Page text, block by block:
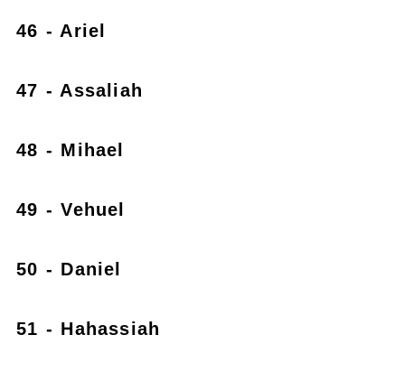
46 - Ariel
47 - Assaliah
48 - Mihael
49 - Vehuel
50 - Daniel
51 - Hahassiah